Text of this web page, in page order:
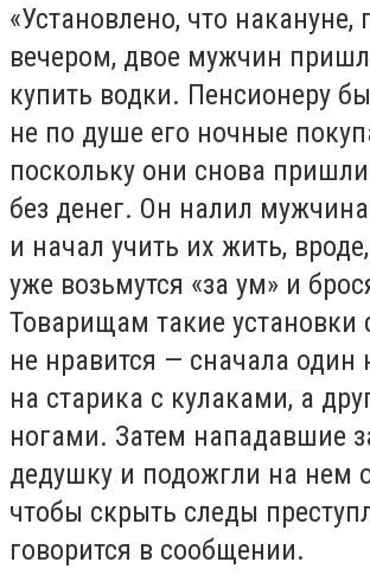
«Установлено, что накануне,
вечером, двое мужчин
купить водки. Пенсионеру
не по душе его ночные
поскольку они снова
без денег. Он налил
и начал учить их жить,
уже возьмутся «за ум» и
Товарищам такие установки
не нравится — сначала один
на старика с кулаками, а
ногами. Затем нападавшие
дедушку и подожгли на нем
чтобы скрыть следы
говорится в сообщении.